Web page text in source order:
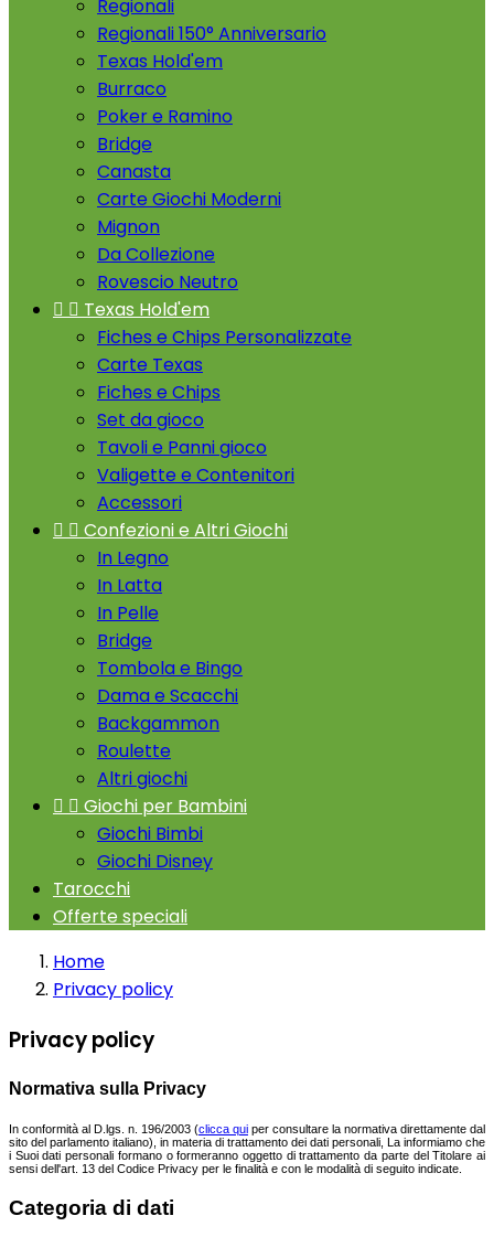
Regionali
Regionali 150° Anniversario
Texas Hold'em
Burraco
Poker e Ramino
Bridge
Canasta
Carte Giochi Moderni
Mignon
Da Collezione
Rovescio Neutro
  Texas Hold'em
Fiches e Chips Personalizzate
Carte Texas
Fiches e Chips
Set da gioco
Tavoli e Panni gioco
Valigette e Contenitori
Accessori
  Confezioni e Altri Giochi
In Legno
In Latta
In Pelle
Bridge
Tombola e Bingo
Dama e Scacchi
Backgammon
Roulette
Altri giochi
  Giochi per Bambini
Giochi Bimbi
Giochi Disney
Tarocchi
Offerte speciali
Home
Privacy policy
Privacy policy
Normativa sulla Privacy
In conformità al D.lgs. n. 196/2003 (clicca qui per consultare la normativa direttamente dal
sito del parlamento italiano), in materia di trattamento dei dati personali, La informiamo che
i Suoi dati personali formano o formeranno oggetto di trattamento da parte del Titolare ai
sensi dell'art. 13 del Codice Privacy per le finalità e con le modalità di seguito indicate.
Categoria di dati